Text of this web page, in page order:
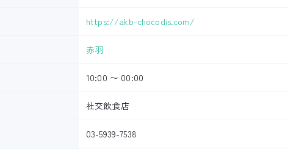
https://akb-chocodis.com/
赤羽
10:00 〜 00:00
社交飲食店
03-5939-7538